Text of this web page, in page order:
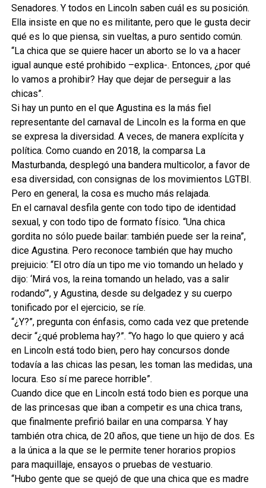
Senadores. Y todos en Lincoln saben cuál es su posición.
Ella insiste en que no es militante, pero que le gusta decir
qué es lo que piensa, sin vueltas, a puro sentido común.
“La chica que se quiere hacer un aborto se lo va a hacer
igual aunque esté prohibido –explica-. Entonces, ¿por qué
lo vamos a prohibir? Hay que dejar de perseguir a las
chicas”.
Si hay un punto en el que Agustina es la más fiel
representante del carnaval de Lincoln es la forma en que
se expresa la diversidad. A veces, de manera explícita y
política. Como cuando en 2018, la comparsa La
Masturbanda, desplegó una bandera multicolor, a favor de
esa diversidad, con consignas de los movimientos LGTBI.
Pero en general, la cosa es mucho más relajada.
En el carnaval desfila gente con todo tipo de identidad
sexual, y con todo tipo de formato físico. “Una chica
gordita no sólo puede bailar: también puede ser la reina”,
dice Agustina. Pero reconoce también que hay mucho
prejuicio: “El otro día un tipo me vio tomando un helado y
dijo: ‘Mirá vos, la reina tomando un helado, vas a salir
rodando’”, y Agustina, desde su delgadez y su cuerpo
tonificado por el ejercicio, se ríe.
“¿Y?”, pregunta con énfasis, como cada vez que pretende
decir “¿qué problema hay?”. “Yo hago lo que quiero y acá
en Lincoln está todo bien, pero hay concursos donde
todavía a las chicas las pesan, les toman las medidas, una
locura. Eso sí me parece horrible”.
Cuando dice que en Lincoln está todo bien es porque una
de las princesas que iban a competir es una chica trans,
que finalmente prefirió bailar en una comparsa. Y hay
también otra chica, de 20 años, que tiene un hijo de dos. Es
a la única a la que se le permite tener horarios propios
para maquillaje, ensayos o pruebas de vestuario.
“Hubo gente que se quejó de que una chica que es madre